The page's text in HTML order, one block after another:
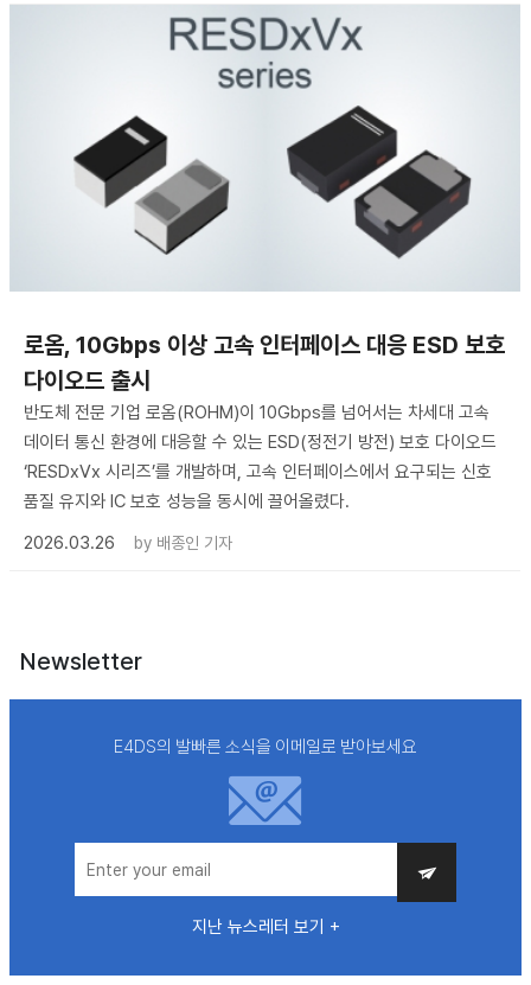
로옴, 10Gbps 이상 고속 인터페이스 대응 ESD 보호
다이오드 출시
반도체 전문 기업 로옴(ROHM)이 10Gbps를 넘어서는 차세대 고속
데이터 통신 환경에 대응할 수 있는 ESD(정전기 방전) 보호 다이오드
‘RESDxVx 시리즈’를 개발하며, 고속 인터페이스에서 요구되는 신호
품질 유지와 IC 보호 성능을 동시에 끌어올렸다.
2026.03.26
by 배종인 기자
Newsletter
E4DS의 발빠른 소식을 이메일로 받아보세요
지난 뉴스레터 보기 +